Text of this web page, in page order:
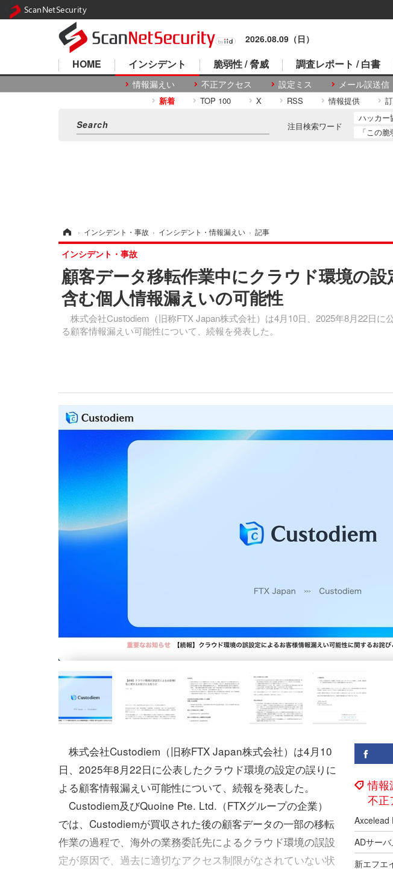
2026.08.09（日）
HOME インシデント
情報漏えい 不正アクセス 設定ミス メール誤送信
脆弱性 / 脅威 調査レポート / 白書
新着 TOP 100 X RSS 情報提供
注目検索ワード
ハッカー
「この
› インシデント・事故 › インシデント・情報漏えい › 記事
顧客データ移転作業中にクラウド環境の
含む個人情報漏えいの可能性
株式会社Custodiem（旧称FTX Japan株式会社）は4月10日、2025年8月22日に
る顧客情報漏えい可能性について、続報を発表した。
インシデント・事故
情
不正
株式会社Custodiem（旧称FTX Japan株式会社）は4月10
日、2025年8月22日に公表したクラウド環境の設定の誤りに
よる顧客情報漏えい可能性について、続報を発表した。
Custodiem及びQuoine Pte. Ltd.（FTXグループの企業）
では、Custodiemが買収された後の顧客データの一部の移転
作業の過程で、海外の業務委託先によるクラウド環境の誤設
定が原因で、過去に適切なアクセス制限がなされていない状
ScanNetSecurity